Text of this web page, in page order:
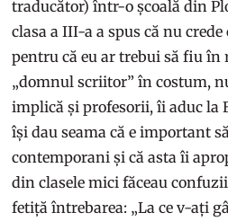
traducător) într-o școală din
clasa a III-a a spus că nu
pentru că eu ar trebui să fiu în
„domnul scriitor” în costum,
implică și profesorii, îi aduc la
își dau seama că e important
contemporani și că asta îi
din clasele mici făceau
fetiță întrebarea: „La ce v-ați